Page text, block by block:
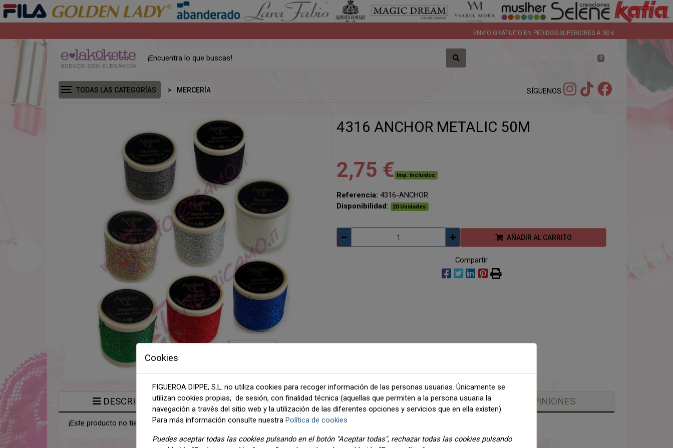
ENVÍO GRATUITO EN PEDIDOS SUPERIORES A 50 €
0
TODAS LAS CATEGORÍAS MERCERÍA SÍGUENOS
4316 ANCHOR METALIC 50M
2,75 € Imp. Incluidos
Referencia: 4316-ANCHOR
Disponibilidad:
20 Unidades
AÑADIR AL CARRITO
Compartir
DESCRIPCIÓN DETALLES ADJUNTOS OPINIONES
¡Este producto no tiene descripción!
Cookies
FIGUEROA DIPPE, S.L. no utiliza cookies para recoger información de las personas usuarias. Únicamente se
utilizan cookies propias, de sesión, con finalidad técnica (aquellas que permiten a la persona usuaria la
navegación a través del sitio web y la utilización de las diferentes opciones y servicios que en ella existen).
Para más información consulte nuestra Política de cookies
Puedes aceptar todas las cookies pulsando en el botón "Aceptar todas", rechazar todas las cookies pulsando